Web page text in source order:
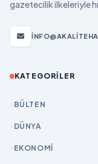
gazetecilik ilkeleriyle
KATEGORILER
BÜLTEN
DÜNYA
EKONOMİ